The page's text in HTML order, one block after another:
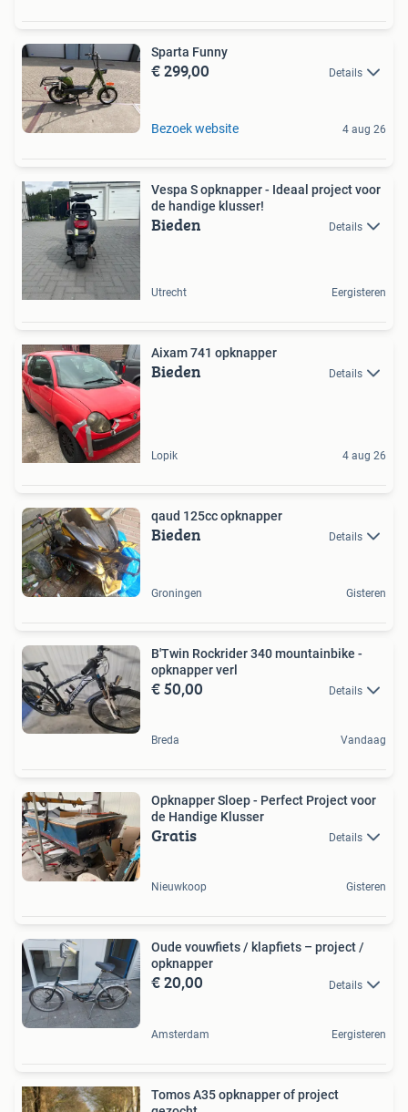
Sparta Funny
€ 299,00 Details
Bezoek website 4 aug 26
Vespa S opknapper - Ideaal project voor
de handige klusser!
Bieden Details
Utrecht Eergisteren
Aixam 741 opknapper
Bieden Details
Lopik 4 aug 26
qaud 125cc opknapper
Bieden Details
Groningen Gisteren
B'Twin Rockrider 340 mountainbike -
opknapper verl
€ 50,00 Details
Breda Vandaag
Opknapper Sloep - Perfect Project voor
de Handige Klusser
Gratis Details
Nieuwkoop Gisteren
Oude vouwfiets / klapfiets – project /
opknapper
€ 20,00 Details
Amsterdam Eergisteren
Tomos A35 opknapper of project